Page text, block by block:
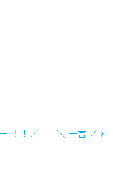
ン
！！／ ＼ 一言 ／